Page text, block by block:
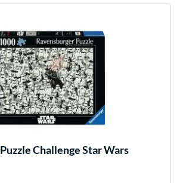
Puzzle Challenge Star Wars